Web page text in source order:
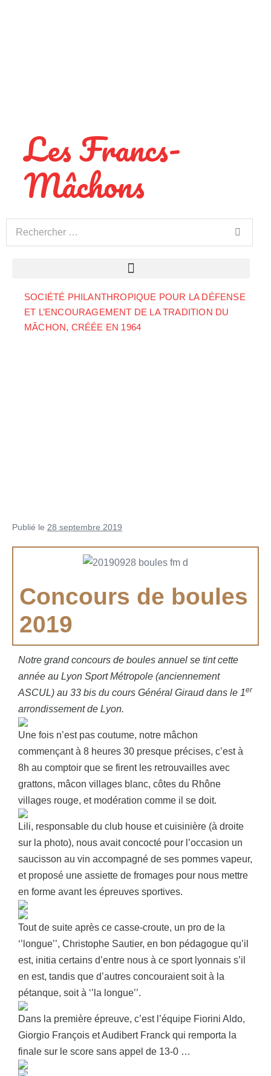
Les Francs-
Mâchons
SOCIÉTÉ PHILANTHROPIQUE POUR LA DÉFENSE
ET L’ENCOURAGEMENT DE LA TRADITION DU
MÂCHON, CRÉÉE EN 1964
Publié le 28 septembre 2019
Concours de boules
2019
Notre grand concours de boules annuel se tint cette
année au Lyon Sport Métropole (anciennement
ASCUL) au 33 bis du cours Général Giraud dans le 1er
arrondissement de Lyon.
Une fois n’est pas coutume, notre mâchon
commençant à 8 heures 30 presque précises, c’est à
8h au comptoir que se firent les retrouvailles avec
grattons, mâcon villages blanc, côtes du Rhône
villages rouge, et modération comme il se doit.
Lili, responsable du club house et cuisinière (à droite
sur la photo), nous avait concocté pour l’occasion un
saucisson au vin accompagné de ses pommes vapeur,
et proposé une assiette de fromages pour nous mettre
en forme avant les épreuves sportives.
Tout de suite après ce casse-croute, un pro de la
‘’longue’’, Christophe Sautier, en bon pédagogue qu’il
est, initia certains d’entre nous à ce sport lyonnais s’il
en est, tandis que d’autres concouraient soit à la
pétanque, soit à ‘’la longue’’.
Dans la première épreuve, c’est l’équipe Fiorini Aldo,
Giorgio François et Audibert Franck qui remporta la
finale sur le score sans appel de 13-0 …